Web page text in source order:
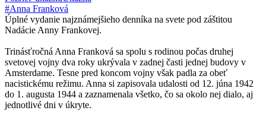
#Anna Franková
Úplné vydanie najznámejšieho denníka na svete pod záštitou
Nadácie Anny Frankovej.
Trinásťročná Anna Franková sa spolu s rodinou počas druhej
svetovej vojny dva roky ukrývala v zadnej časti jednej budovy v
Amsterdame. Tesne pred koncom vojny však padla za obeť
nacistickému režimu. Anna si zapisovala udalosti od 12. júna 1942
do 1. augusta 1944 a zaznamenala všetko, čo sa okolo nej dialo, aj
jednotlivé dni v úkryte.